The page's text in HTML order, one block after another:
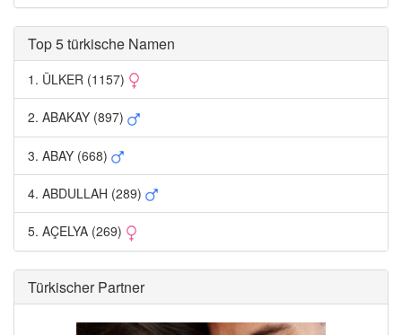
Top 5 türkische Namen
1. ÜLKER (1157)
2. ABAKAY (897)
3. ABAY (668)
4. ABDULLAH (289)
5. AÇELYA (269)
Türkischer Partner